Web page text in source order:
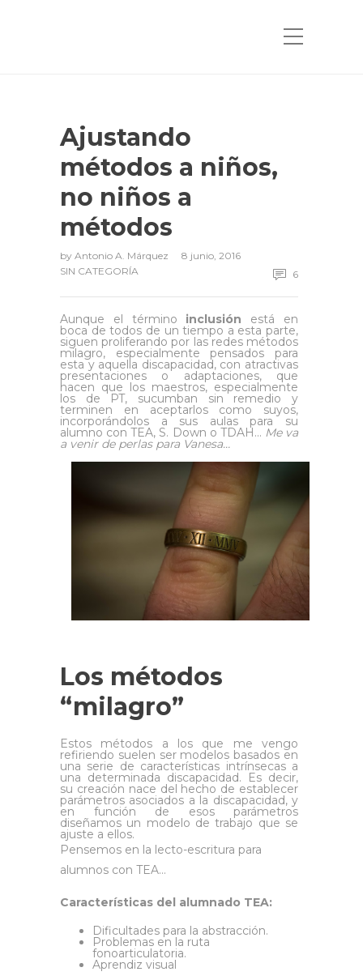
Ajustando
métodos a niños,
no niños a
métodos
by Antonio A. Márquez
8 junio, 2016
SIN CATEGORÍA
6
Aunque el término inclusión está en
boca de todos de un tiempo a esta parte,
siguen proliferando por las redes métodos
milagro, especialmente pensados para
esta y aquella discapacidad, con atractivas
presentaciones o adaptaciones, que
hacen que los maestros, especialmente
los de PT, sucumban sin remedio y
terminen en aceptarlos como suyos,
incorporándolos a sus aulas para su
alumno con TEA, S. Down o TDAH… Me va
a venir de perlas para Vanesa…
Los métodos
“milagro”
Estos métodos a los que me vengo
refiriendo suelen ser modelos basados en
una serie de características intrínsecas a
una determinada discapacidad. Es decir,
su creación nace del hecho de establecer
parámetros asociados a la discapacidad, y
en función de esos parámetros
diseñamos un modelo de trabajo que se
ajuste a ellos.
Pensemos en la lecto-escritura para
alumnos con TEA…
Características del alumnado TEA:
Dificultades para la abstracción.
Problemas en la ruta
fonoarticulatoria.
Aprendiz visual